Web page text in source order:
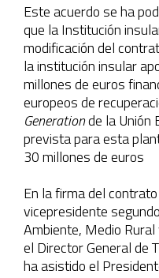
Este acuerdo se ha
que la Institución
modificación del
la institución insular
millones de euros
europeos de
Generationde la Unión
prevista para esta
30 millones de euros
En la firma del
vicepresidente
Ambiente, Medio
el Director General de
ha asistido el